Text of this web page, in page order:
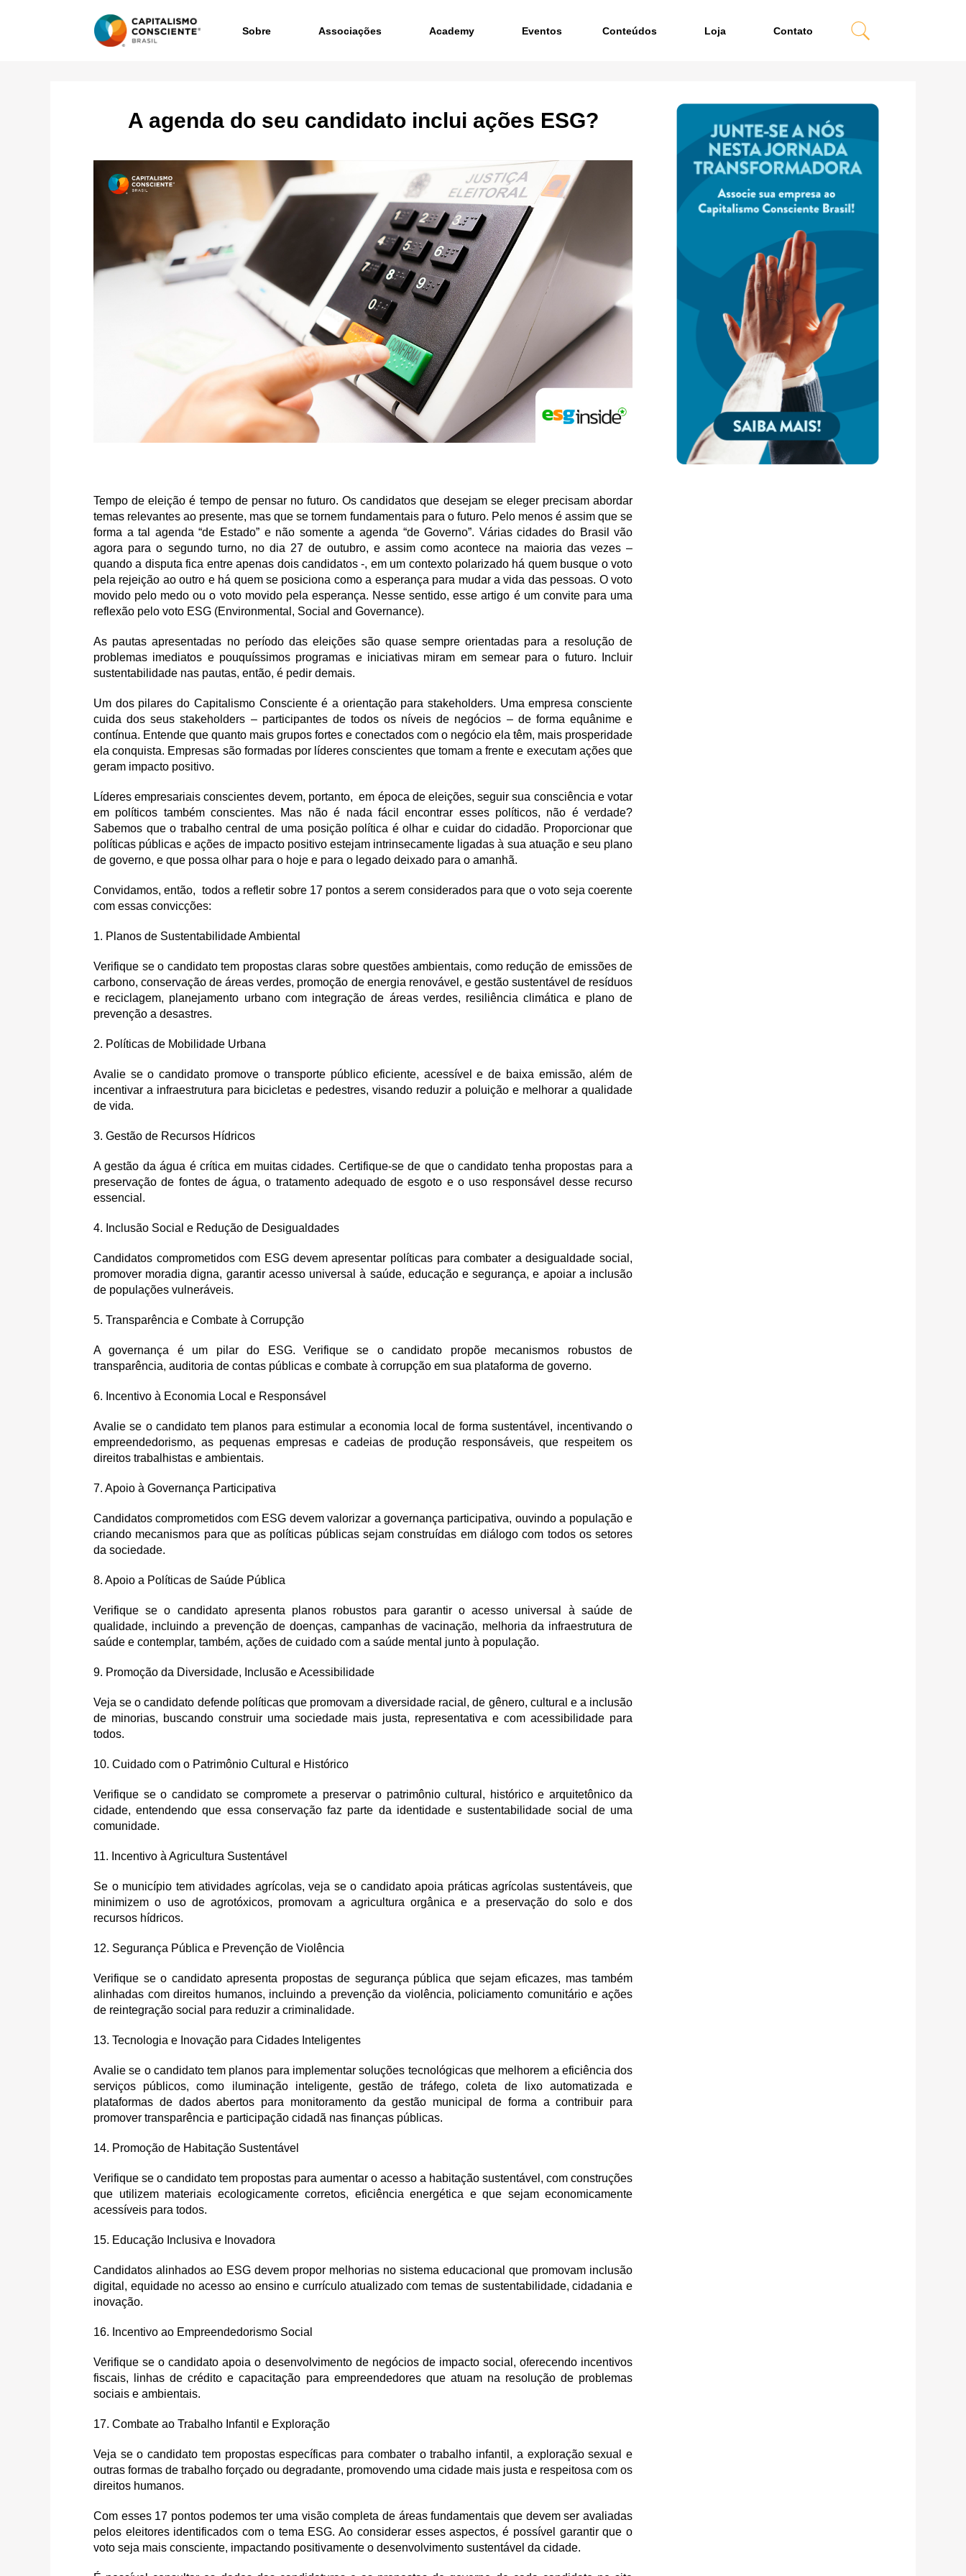
Sobre Associações Academy Eventos Conteúdos Loja Contato
A agenda do seu candidato inclui ações ESG?
Tempo de eleição é tempo de pensar no futuro. Os candidatos que desejam se eleger precisam abordar
temas relevantes ao presente, mas que se tornem fundamentais para o futuro. Pelo menos é assim que se
forma a tal agenda “de Estado” e não somente a agenda “de Governo”. Várias cidades do Brasil vão
agora para o segundo turno, no dia 27 de outubro, e assim como acontece na maioria das vezes –
quando a disputa fica entre apenas dois candidatos -, em um contexto polarizado há quem busque o voto
pela rejeição ao outro e há quem se posiciona como a esperança para mudar a vida das pessoas. O voto
movido pelo medo ou o voto movido pela esperança. Nesse sentido, esse artigo é um convite para uma
reflexão pelo voto ESG (Environmental, Social and Governance).
As pautas apresentadas no período das eleições são quase sempre orientadas para a resolução de
problemas imediatos e pouquíssimos programas e iniciativas miram em semear para o futuro. Incluir
sustentabilidade nas pautas, então, é pedir demais.
Um dos pilares do Capitalismo Consciente é a orientação para stakeholders. Uma empresa consciente
cuida dos seus stakeholders – participantes de todos os níveis de negócios – de forma equânime e
contínua. Entende que quanto mais grupos fortes e conectados com o negócio ela têm, mais prosperidade
ela conquista. Empresas são formadas por líderes conscientes que tomam a frente e executam ações que
geram impacto positivo.
Líderes empresariais conscientes devem, portanto, em época de eleições, seguir sua consciência e votar
em políticos também conscientes. Mas não é nada fácil encontrar esses políticos, não é verdade?
Sabemos que o trabalho central de uma posição política é olhar e cuidar do cidadão. Proporcionar que
políticas públicas e ações de impacto positivo estejam intrinsecamente ligadas à sua atuação e seu plano
de governo, e que possa olhar para o hoje e para o legado deixado para o amanhã.
Convidamos, então, todos a refletir sobre 17 pontos a serem considerados para que o voto seja coerente
com essas convicções:
1. Planos de Sustentabilidade Ambiental
Verifique se o candidato tem propostas claras sobre questões ambientais, como redução de emissões de
carbono, conservação de áreas verdes, promoção de energia renovável, e gestão sustentável de resíduos
e reciclagem, planejamento urbano com integração de áreas verdes, resiliência climática e plano de
prevenção a desastres.
2. Políticas de Mobilidade Urbana
Avalie se o candidato promove o transporte público eficiente, acessível e de baixa emissão, além de
incentivar a infraestrutura para bicicletas e pedestres, visando reduzir a poluição e melhorar a qualidade
de vida.
3. Gestão de Recursos Hídricos
A gestão da água é crítica em muitas cidades. Certifique-se de que o candidato tenha propostas para a
preservação de fontes de água, o tratamento adequado de esgoto e o uso responsável desse recurso
essencial.
4. Inclusão Social e Redução de Desigualdades
Candidatos comprometidos com ESG devem apresentar políticas para combater a desigualdade social,
promover moradia digna, garantir acesso universal à saúde, educação e segurança, e apoiar a inclusão
de populações vulneráveis.
5. Transparência e Combate à Corrupção
A governança é um pilar do ESG. Verifique se o candidato propõe mecanismos robustos de
transparência, auditoria de contas públicas e combate à corrupção em sua plataforma de governo.
6. Incentivo à Economia Local e Responsável
Avalie se o candidato tem planos para estimular a economia local de forma sustentável, incentivando o
empreendedorismo, as pequenas empresas e cadeias de produção responsáveis, que respeitem os
direitos trabalhistas e ambientais.
7. Apoio à Governança Participativa
Candidatos comprometidos com ESG devem valorizar a governança participativa, ouvindo a população e
criando mecanismos para que as políticas públicas sejam construídas em diálogo com todos os setores
da sociedade.
8. Apoio a Políticas de Saúde Pública
Verifique se o candidato apresenta planos robustos para garantir o acesso universal à saúde de
qualidade, incluindo a prevenção de doenças, campanhas de vacinação, melhoria da infraestrutura de
saúde e contemplar, também, ações de cuidado com a saúde mental junto à população.
9. Promoção da Diversidade, Inclusão e Acessibilidade
Veja se o candidato defende políticas que promovam a diversidade racial, de gênero, cultural e a inclusão
de minorias, buscando construir uma sociedade mais justa, representativa e com acessibilidade para
todos.
10. Cuidado com o Patrimônio Cultural e Histórico
Verifique se o candidato se compromete a preservar o patrimônio cultural, histórico e arquitetônico da
cidade, entendendo que essa conservação faz parte da identidade e sustentabilidade social de uma
comunidade.
11. Incentivo à Agricultura Sustentável
Se o município tem atividades agrícolas, veja se o candidato apoia práticas agrícolas sustentáveis, que
minimizem o uso de agrotóxicos, promovam a agricultura orgânica e a preservação do solo e dos
recursos hídricos.
12. Segurança Pública e Prevenção de Violência
Verifique se o candidato apresenta propostas de segurança pública que sejam eficazes, mas também
alinhadas com direitos humanos, incluindo a prevenção da violência, policiamento comunitário e ações
de reintegração social para reduzir a criminalidade.
13. Tecnologia e Inovação para Cidades Inteligentes
Avalie se o candidato tem planos para implementar soluções tecnológicas que melhorem a eficiência dos
serviços públicos, como iluminação inteligente, gestão de tráfego, coleta de lixo automatizada e
plataformas de dados abertos para monitoramento da gestão municipal de forma a contribuir para
promover transparência e participação cidadã nas finanças públicas.
14. Promoção de Habitação Sustentável
Verifique se o candidato tem propostas para aumentar o acesso a habitação sustentável, com construções
que utilizem materiais ecologicamente corretos, eficiência energética e que sejam economicamente
acessíveis para todos.
15. Educação Inclusiva e Inovadora
Candidatos alinhados ao ESG devem propor melhorias no sistema educacional que promovam inclusão
digital, equidade no acesso ao ensino e currículo atualizado com temas de sustentabilidade, cidadania e
inovação.
16. Incentivo ao Empreendedorismo Social
Verifique se o candidato apoia o desenvolvimento de negócios de impacto social, oferecendo incentivos
fiscais, linhas de crédito e capacitação para empreendedores que atuam na resolução de problemas
sociais e ambientais.
17. Combate ao Trabalho Infantil e Exploração
Veja se o candidato tem propostas específicas para combater o trabalho infantil, a exploração sexual e
outras formas de trabalho forçado ou degradante, promovendo uma cidade mais justa e respeitosa com os
direitos humanos.
Com esses 17 pontos podemos ter uma visão completa de áreas fundamentais que devem ser avaliadas
pelos eleitores identificados com o tema ESG. Ao considerar esses aspectos, é possível garantir que o
voto seja mais consciente, impactando positivamente o desenvolvimento sustentável da cidade.